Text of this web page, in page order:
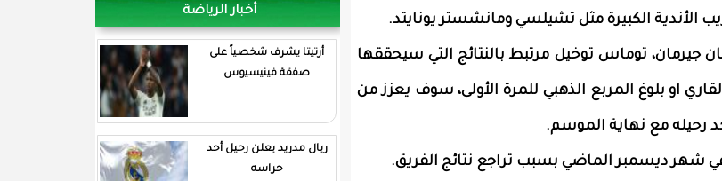
الأندية الكبيرة مثل تشيلسي ومانشستر يونايتد.
توماس توخيل مرتبط بالنتائج التي سيحققها
او بلوغ المربع الذهبي للمرة الأولى، سوف يعزز من
رحيله مع نهاية الموسم.
شهر ديسمبر الماضي بسبب تراجع نتائج الفريق.
أخبار الرياضة
أرتيتا يشرف شخصياً على
صفقة فينيسيوس
ريال مدريد يعلن رحيل أحد
حراسه